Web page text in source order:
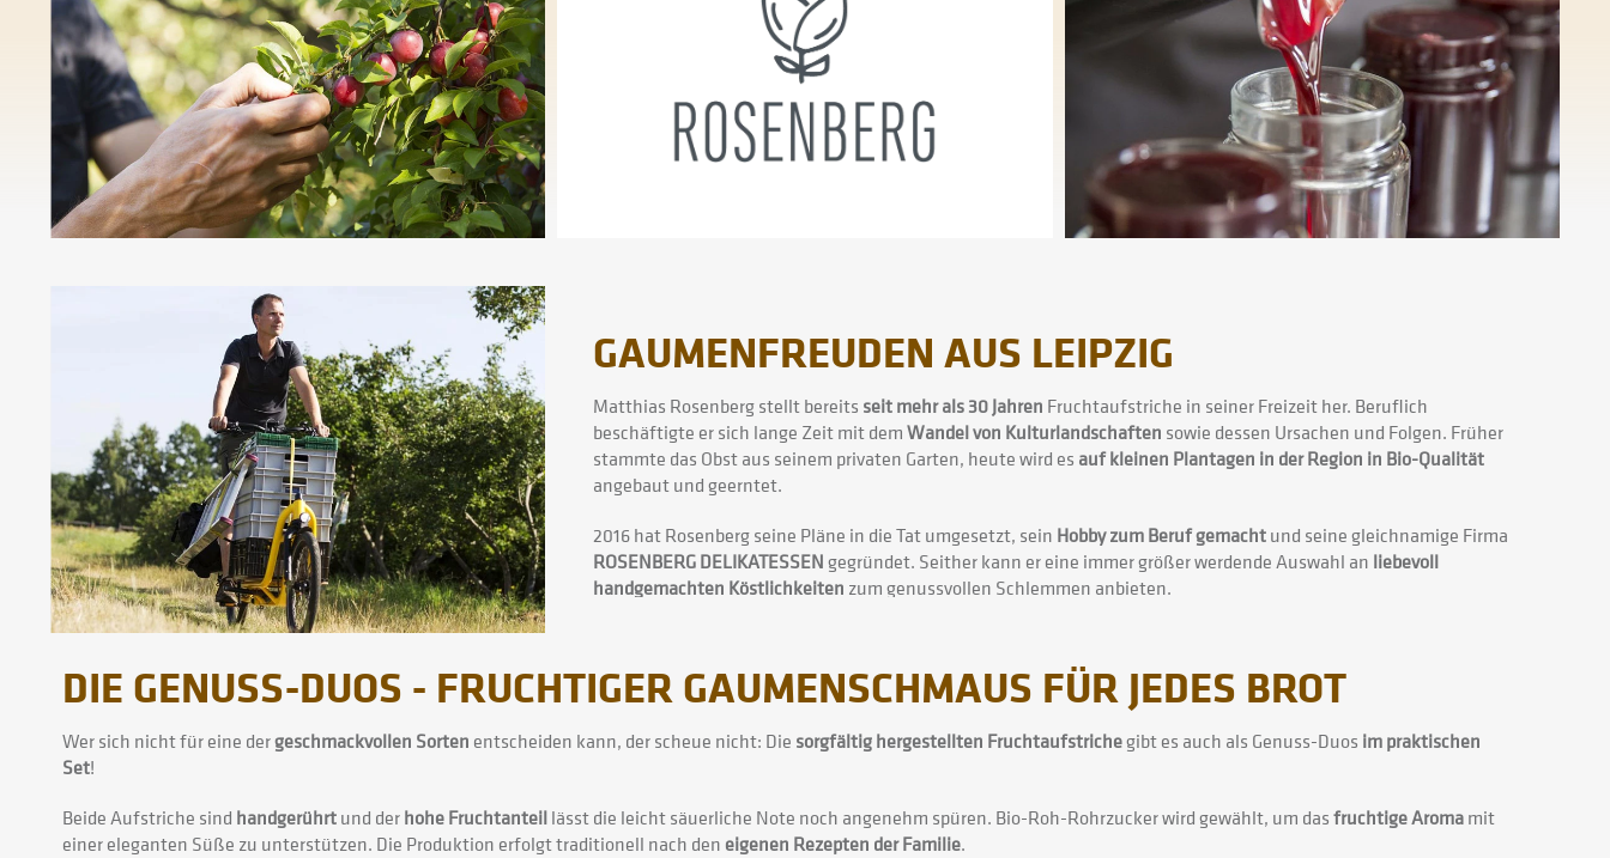
GAUMENFREUDEN AUS LEIPZIG
Matthias Rosenberg stellt bereits seit mehr als 30 Jahren Fruchtaufstriche in seiner Freizeit her. Beruflich
beschäftigte er sich lange Zeit mit demWandel von Kulturlandschaften sowie dessen Ursachen und Folgen. Früher
stammte das Obst aus seinem privaten Garten, heute wird es auf kleinen Plantagen in der Region in Bio-Qualität
angebaut und geerntet.
2016 hat Rosenberg seine Pläne in die Tat umgesetzt, sein Hobby zum Beruf gemachtund seine gleichnamige Firma
ROSENBERG DELIKATESSENgegründet. Seither kann er eine immer größer werdende Auswahl an liebevoll
handgemachten Köstlichkeiten zum genussvollen Schlemmen anbieten.
DIE GENUSS-DUOS - FRUCHTIGER GAUMENSCHMAUS FÜR JEDES BROT
Wer sich nicht für eine dergeschmackvollen Sorten entscheiden kann, der scheue nicht: Die sorgfältig hergestellten Fruchtaufstrichegibt es auch als Genuss-Duos im praktischen
Set!
Beide Aufstriche sind handgerührtund derhohe Fruchtanteillässt die leicht säuerliche Note noch angenehm spüren. Bio-Roh-Rohrzucker wird gewählt, um dasfruchtige Aromamit
einer eleganten Süße zu unterstützen. Die Produktion erfolgt traditionell nach den eigenen Rezepten der Familie.